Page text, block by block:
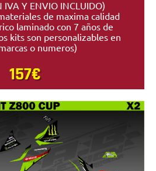
IVA Y ENVIO INCLUIDO)
de maxima calidad
laminado con 7 años de
kits son personalizables en
o numeros)
157€